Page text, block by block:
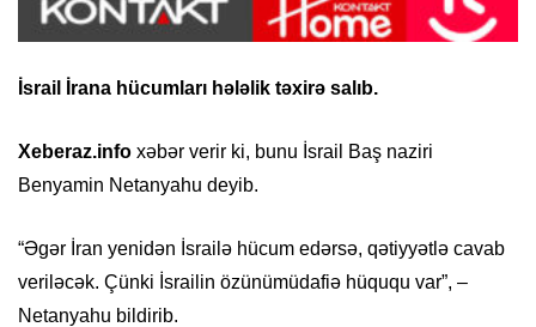
İsrail İrana hücumları hələlik təxirə salıb.
Xeberaz.info xəbər verir ki, bunu İsrail Baş naziri
Benyamin Netanyahu deyib.
“Əgər İran yenidən İsrailə hücum edərsə, qətiyyətlə cavab
veriləcək. Çünki İsrailin özünümüdafiə hüququ var”, –
Netanyahu bildirib.